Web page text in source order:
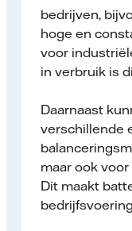
bedrijven,
hoge en
voor
in verbruik is
Daarnaast
verschillende
maar ook
Dit maakt